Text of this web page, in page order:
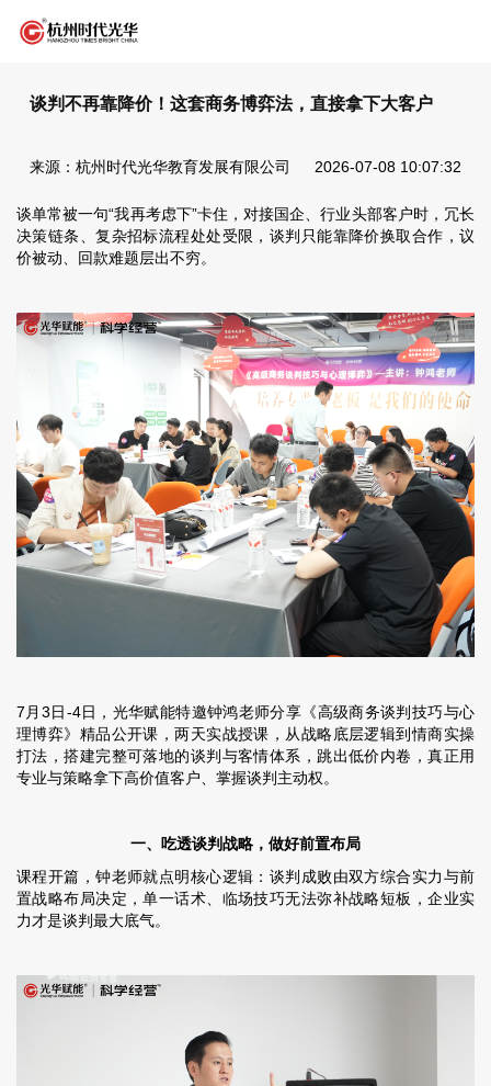
谈判不再靠降价！这套商务博弈法，直接拿下大客户
来源：杭州时代光华教育发展有限公司 2026-07-08 10:07:32
谈单常被一句“我再考虑下”卡住，对接国企、行业头部客户时，冗长
决策链条、复杂招标流程处处受限，谈判只能靠降价换取合作，议
价被动、回款难题层出不穷。
7月3日-4日，光华赋能特邀钟鸿老师分享《高级商务谈判技巧与心
理博弈》精品公开课，两天实战授课，从战略底层逻辑到情商实操
打法，搭建完整可落地的谈判与客情体系，跳出低价内卷，真正用
专业与策略拿下高价值客户、掌握谈判主动权。
一、吃透谈判战略，做好前置布局
课程开篇，钟老师就点明核心逻辑：谈判成败由双方综合实力与前
置战略布局决定，单一话术、临场技巧无法弥补战略短板，企业实
力才是谈判最大底气。